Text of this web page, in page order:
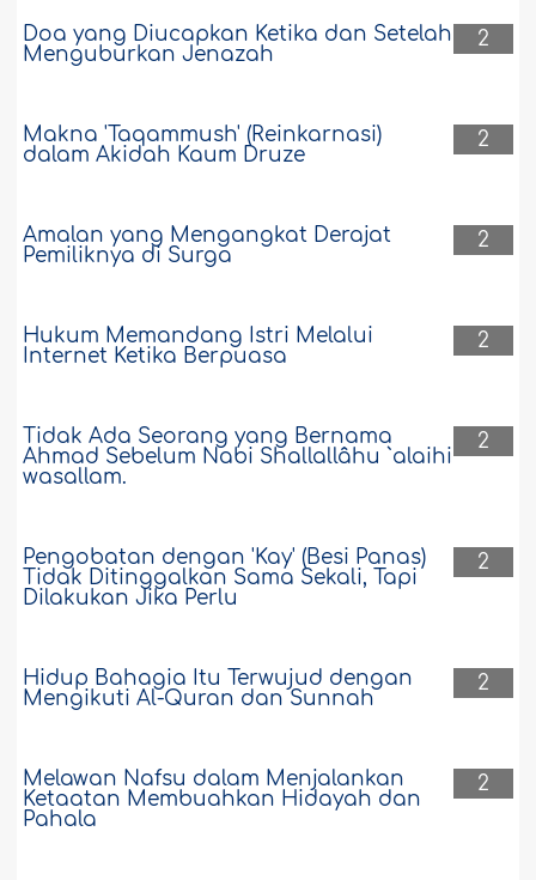
2
Doa yang Diucapkan Ketika dan Setelah
Menguburkan Jenazah
2
Makna 'Taqammush' (Reinkarnasi)
dalam Akidah Kaum Druze
2
Amalan yang Mengangkat Derajat
Pemiliknya di Surga
2
Hukum Memandang Istri Melalui
Internet Ketika Berpuasa
2
Tidak Ada Seorang yang Bernama
Ahmad Sebelum Nabi Shallallâhu `alaihi
wasallam.
2
Pengobatan dengan 'Kay' (Besi Panas)
Tidak Ditinggalkan Sama Sekali, Tapi
Dilakukan Jika Perlu
2
Hidup Bahagia Itu Terwujud dengan
Mengikuti Al-Quran dan Sunnah
2
Melawan Nafsu dalam Menjalankan
Ketaatan Membuahkan Hidayah dan
Pahala